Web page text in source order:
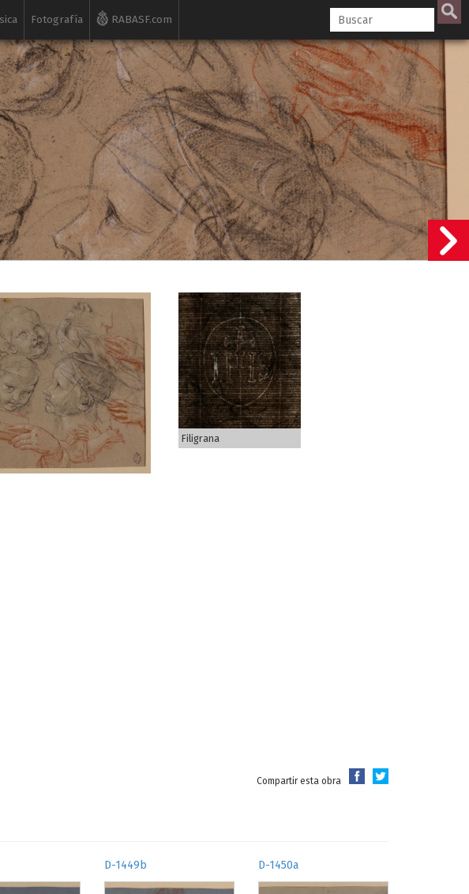
Fotografía RABASF.com
Filigrana
Compartir esta obra
D-1449b D-1450a